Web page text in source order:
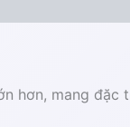
hơn, mang đặc